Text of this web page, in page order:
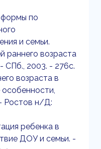
формы по
и семьи.
раннего возраста
СПб., 2003. - 276с.
возраста в
- Ростов н/Д:
ребенка в
ДОУ и семьи. -